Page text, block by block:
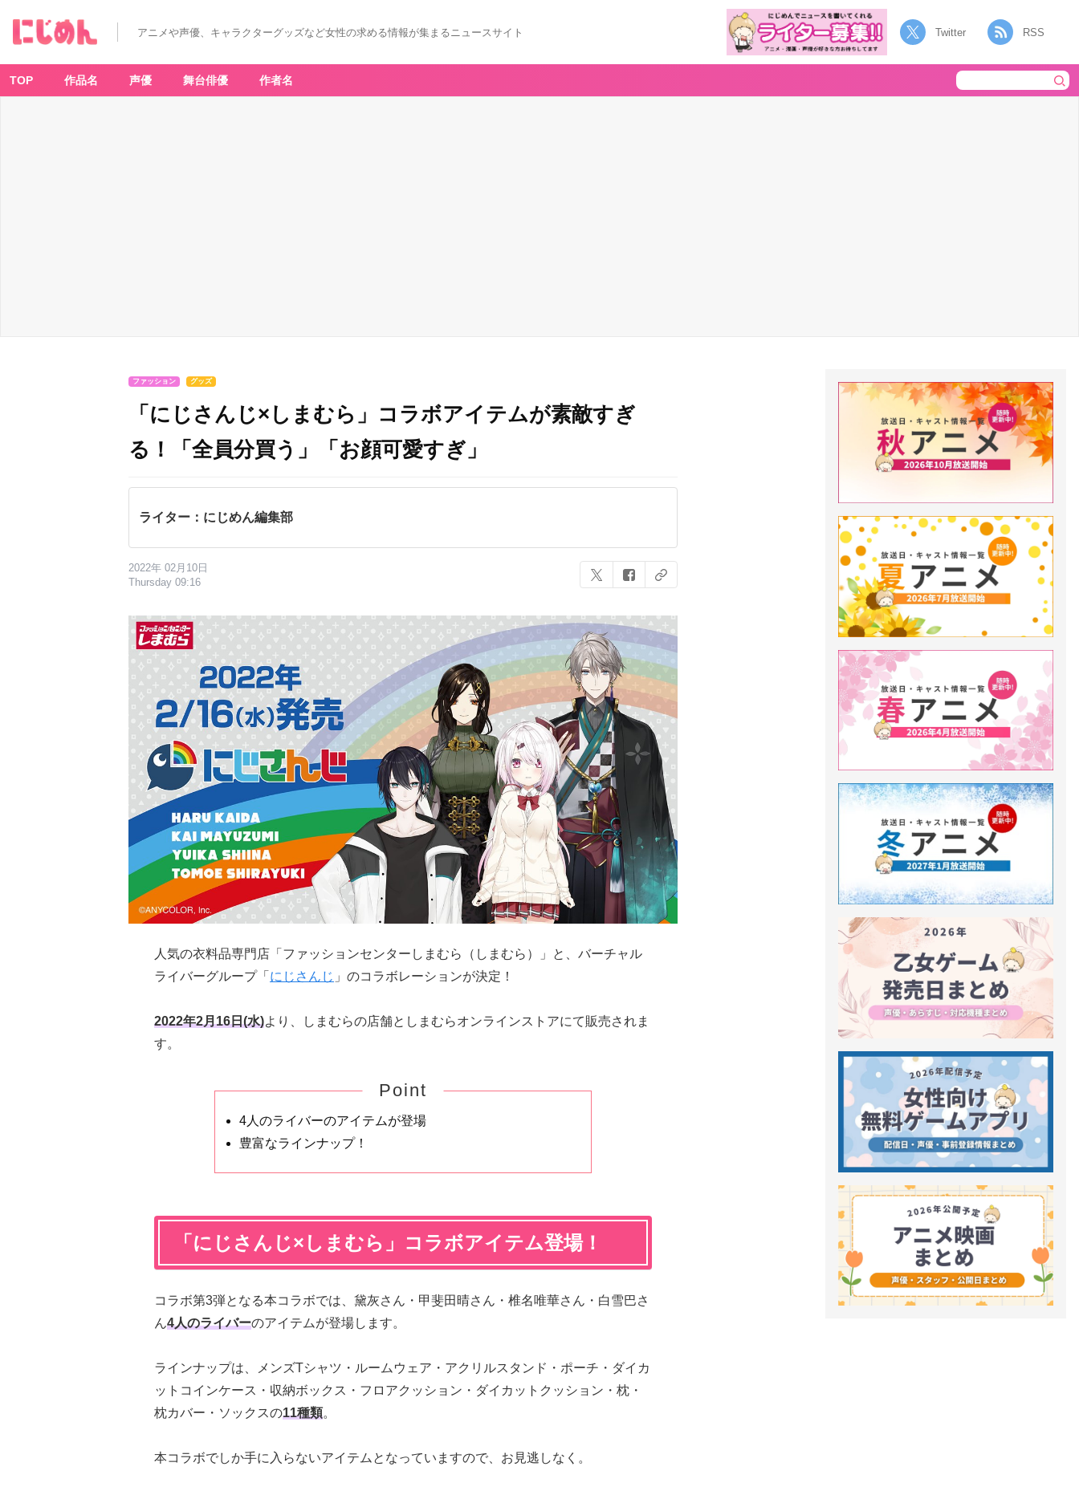
アニメや声優、キャラクターグッズなど女性の求める情報が集まるニュースサイト Twitter RSS
TOP 作品名 声優 舞台俳優 作者名
ファッション グッズ
「にじさんじ×しまむら」コラボアイテムが素敵すぎ
る！「全員分買う」「お顔可愛すぎ」
ライター：にじめん編集部
2022年 02月10日
Thursday 09:16
人気の衣料品専門店「ファッションセンターしまむら（しまむら）」と、バーチャル
ライバーグループ「 にじさんじ 」のコラボレーションが決定！
2022年2月16日(水)より、しまむらの店舗としまむらオンラインストアにて販売されま
す。
Point
4人のライバーのアイテムが登場
豊富なラインナップ！
「にじさんじ×しまむら」コラボアイテム登場！
コラボ第3弾となる本コラボでは、黛灰さん・甲斐田晴さん・椎名唯華さん・白雪巴さ
ん4人のライバーのアイテムが登場します。
ラインナップは、メンズTシャツ・ルームウェア・アクリルスタンド・ポーチ・ダイカ
ットコインケース・収納ボックス・フロアクッション・ダイカットクッション・枕・
枕カバー・ソックスの11種類。
本コラボでしか手に入らないアイテムとなっていますので、お見逃しなく。